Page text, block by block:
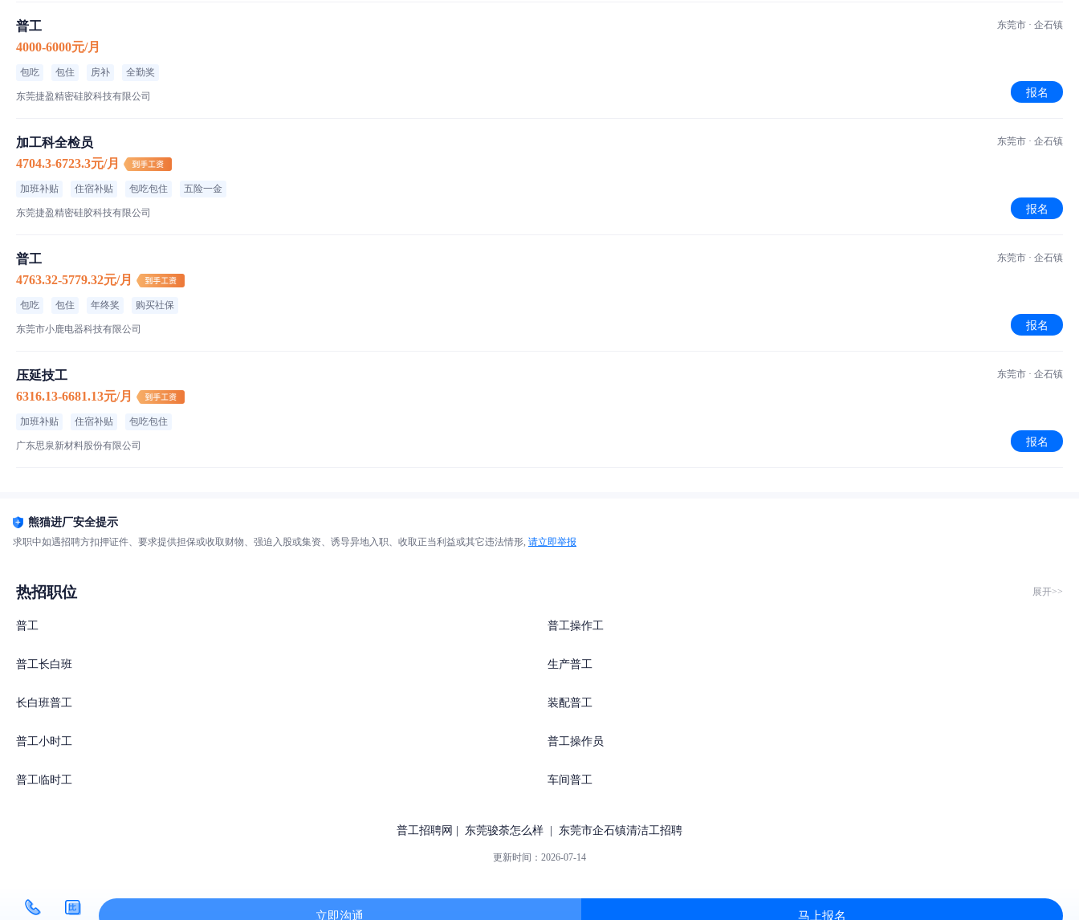
普工
4000-6000元/月
包吃 包住 房补 全勤奖
东莞捷盈精密硅胶科技有限公司
东莞市 · 企石镇
报名
加工科全检员
4704.3-6723.3元/月
加班补贴 住宿补贴 包吃包住 五险一金
东莞捷盈精密硅胶科技有限公司
东莞市 · 企石镇
报名
普工
4763.32-5779.32元/月
包吃 包住 年终奖 购买社保
东莞市小鹿电器科技有限公司
东莞市 · 企石镇
报名
压延技工
6316.13-6681.13元/月
加班补贴 住宿补贴 包吃包住
广东思泉新材料股份有限公司
东莞市 · 企石镇
报名
熊猫进厂安全提示
求职中如遇招聘方扣押证件、要求提供担保或收取财物、强迫入股或集资、诱导异地入职、收取正当利益或其它违法情形, 请立即举报
热招职位 展开>>
普工 普工操作工
普工长白班 生产普工
长白班普工 装配普工
普工小时工 普工操作员
普工临时工 车间普工
普工招聘网 东莞骏荼怎么样 东莞市企石镇清洁工招聘
更新时间： 2026-07-14
立即沟通 马上报名